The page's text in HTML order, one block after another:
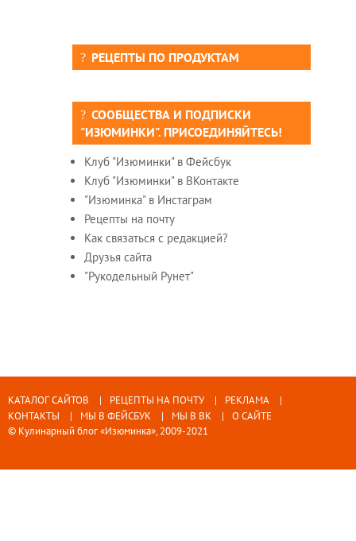
РЕЦЕПТЫ ПО ПРОДУКТАМ
СООБЩЕСТВА И ПОДПИСКИ
"ИЗЮМИНКИ". ПРИСОЕДИНЯЙТЕСЬ!
Клуб "Изюминки" в Фейсбук
Клуб "Изюминки" в ВКонтакте
"Изюминка" в Инстаграм
Рецепты на почту
Как связаться с редакцией?
Друзья сайта
"Рукодельный Рунет"
КАТАЛОГ САЙТОВ РЕЦЕПТЫ НА ПОЧТУ
РЕКЛАМА
КОНТАКТЫ
МЫ В ФЕЙСБУК МЫ В ВК
О САЙТЕ
© Кулинарный блог «Изюминка», 2009-2021